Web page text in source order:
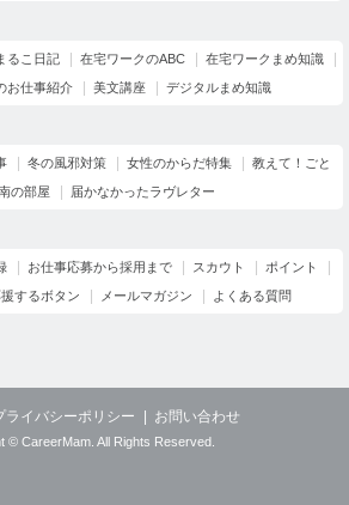
るこ日記 在宅ワークのABC
在宅ワークまめ知識
お仕事紹介 美文講座 デジタルまめ知識
冬の風邪対策 女性のからだ特集
教えて！ごと
の部屋 届かなかったラヴレター
お仕事応募から採用まで スカウト
ポイント
援するボタン メールマガジン よくある質問
ライバシーポリシー お問い合わせ
© CareerMam. All Rights Reserved.